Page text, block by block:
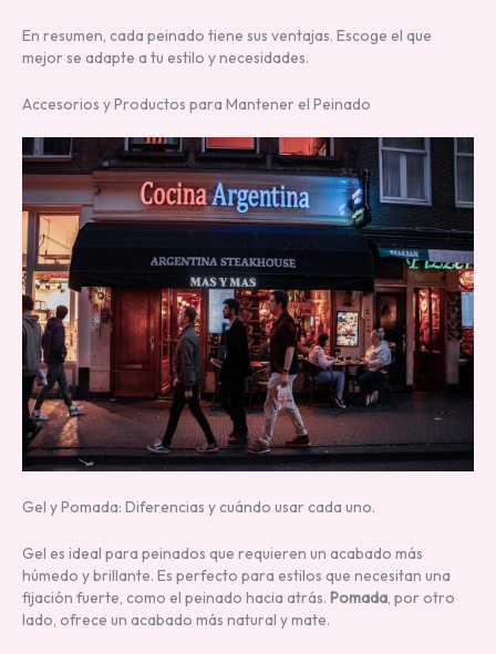
En resumen, cada peinado tiene sus ventajas. Escoge el que
mejor se adapte a tu estilo y necesidades.
Accesorios y Productos para Mantener el Peinado
Gel y Pomada: Diferencias y cuándo usar cada uno.
Gel es ideal para peinados que requieren un acabado más
húmedo y brillante. Es perfecto para estilos que necesitan una
fijación fuerte, como el peinado hacia atrás. Pomada, por otro
lado, ofrece un acabado más natural y mate.